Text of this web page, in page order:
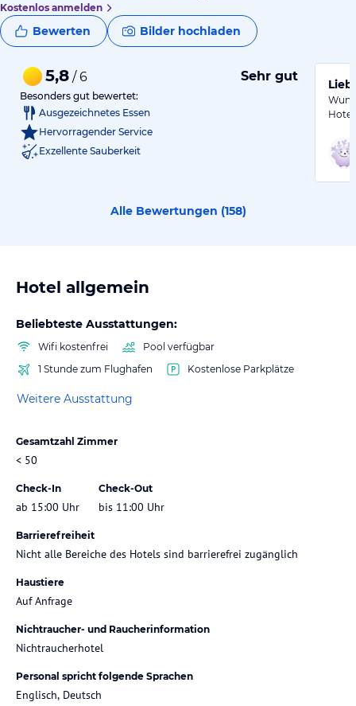
Kostenlos anmelden
Bewerten Bilder hochladen
5,8 / 6 Sehr gut
Besonders gut bewertet:
Ausgezeichnetes Essen
Hervorragender Service
Exzellente Sauberkeit
Alle Bewertungen (158)
Hotel allgemein
Beliebteste Ausstattungen:
Wifi kostenfrei
Pool verfügbar
1 Stunde zum Flughafen
Kostenlose Parkplätze
Weitere Ausstattung
Gesamtzahl Zimmer
< 50
Check-In
ab 15:00 Uhr
Check-Out
bis 11:00 Uhr
Barrierefreiheit
Nicht alle Bereiche des Hotels sind barrierefrei zugänglich
Haustiere
Auf Anfrage
Nichtraucher- und Raucherinformation
Nichtraucherhotel
Personal spricht folgende Sprachen
Englisch, Deutsch